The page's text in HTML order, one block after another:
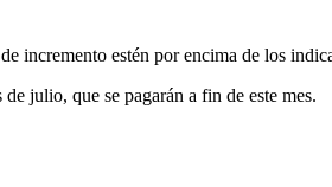
incremento estén por encima de los
julio, que se pagarán a fin de este mes.